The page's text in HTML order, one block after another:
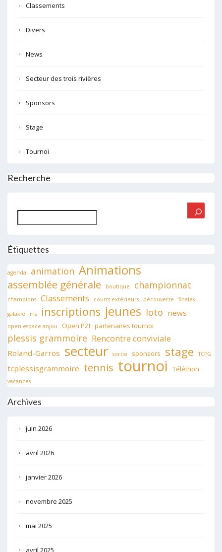
Classements
Divers
News
Secteur des trois rivières
Sponsors
Stage
Tournoi
Recherche
Étiquettes
agenda animation Animations
assemblée générale boutique championnat
champions Classements courts extérieurs découverte finales
galaxie ins inscriptions jeunes loto news
open espace anjou Open P2I partenaires tournoi
plessis grammoire Rencontre conviviale
Roland-Garros secteur sortie sponsors stage TCPG
tcplessisgrammoire tennis tournoi Téléthon
vacances
Archives
juin 2026
avril 2026
janvier 2026
novembre 2025
mai 2025
avril 2025